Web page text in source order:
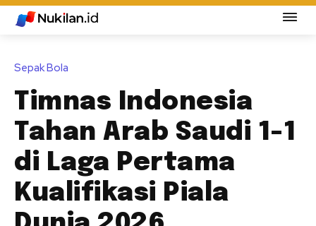
Sepak Bola
Timnas Indonesia
Tahan Arab Saudi 1-1
di Laga Pertama
Kualifikasi Piala